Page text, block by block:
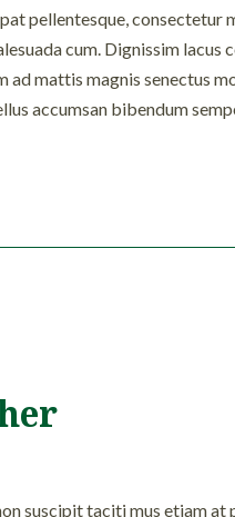
pellentesque, consectetur
cum. Dignissim lacus
ad mattis magnis senectus
accumsan bibendum
suscipit taciti mus etiam at